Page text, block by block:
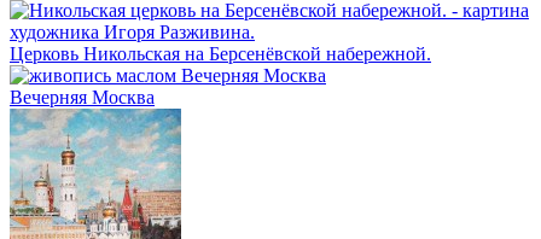
Церковь Никольская на Берсенёвской набережной.
Вечерняя Москва